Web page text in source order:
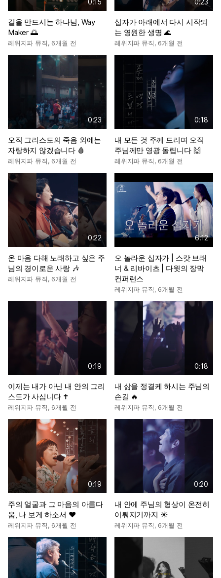
0:15
길을 만드시는 하나님, Way
Maker 🌅
레위지파 뮤직, 6개월 전
0:23
십자가 아래에서 다시 시작되
는 영원한 생명 🌊
레위지파 뮤직, 6개월 전
0:23
오직 그리스도의 죽음 외에는
자랑하지 않겠습니다 🩸
레위지파 뮤직, 6개월 전
0:18
내 모든 것 주께 드리며 오직
주님께만 영광 돌립니다 🙌
레위지파 뮤직, 6개월 전
0:22
온 마음 다해 노래하고 싶은 주
님의 경이로운 사랑 🎶
레위지파 뮤직, 6개월 전
6:12
오 놀라운 십자가 | 스캇 브래
너 & 리바이츠 | 다윗의 장막
컨퍼런스
레위지파 뮤직, 6개월 전
0:19
이제는 내가 아닌 내 안의 그리
스도가 사십니다 ✝️
레위지파 뮤직, 6개월 전
0:18
내 삶을 정결케 하시는 주님의
손길 🔥
레위지파 뮤직, 6개월 전
0:19
주의 얼굴과 그 마음의 아름다
움, 나 보게 하소서 ❤️
레위지파 뮤직, 6개월 전
0:20
내 안에 주님의 형상이 온전히
이뤄지기까지 ☀️
레위지파 뮤직, 6개월 전